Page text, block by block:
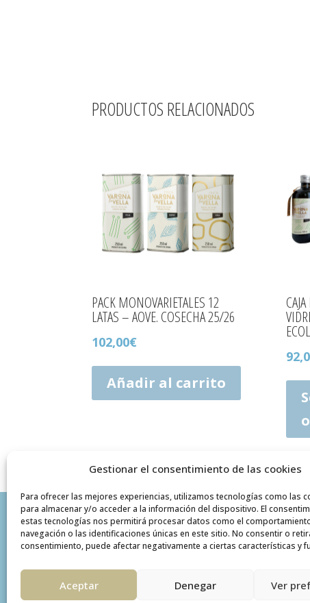
Gestionar el consentimiento de las cookies
Para ofrecer las mejores experiencias, utilizamos tecnologías como las
para almacenar y/o acceder a la información del dispositivo. El
estas tecnologías nos permitirá procesar datos como el
navegación o las identificaciones únicas en este sitio. No consentir o
consentimiento, puede afectar negativamente a ciertas características y
Aceptar Denegar Ver
PRODUCTOS RELACIONADOS
PACK MONOVARIETALES 12
LATAS – AOVE. COSECHA 25/26
102,00€
Añadir al carrito
VARONA LA VELLA
Pol. Ind. Santa Bárbara
C/ Uno, 14 – CP 12170
SANT MATEU
(Castellón)
INFORMACIÓN
Política de